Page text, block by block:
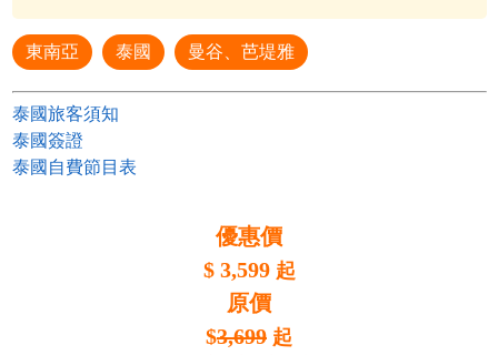
東南亞 泰國 曼谷、芭堤雅
泰國旅客須知
泰國簽證
泰國自費節目表
優惠價
$ 3,599 起
原價
$3,699 起